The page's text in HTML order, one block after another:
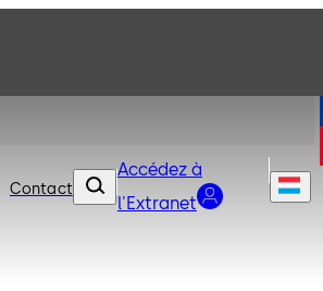
Contact
Accédez à
l'Extranet